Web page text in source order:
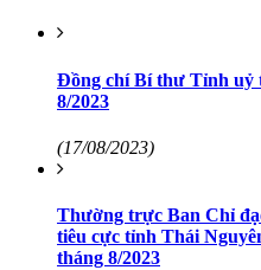
Đồng chí Bí thư Tỉnh uỷ
8/2023
(17/08/2023)
Thường trực Ban Chỉ
tiêu cực tỉnh Thái
tháng 8/2023